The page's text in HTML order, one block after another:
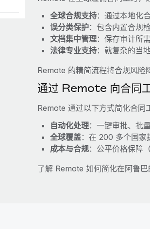
全球合规支持：通过本地化
误分类保护：包含内置合规
文档集中管理：保存审计所
法律专业支持：就复杂的当
Remote 的精简流程将合规风险
通过 Remote 向合同
Remote 通过以下方式简化合同
自动化处理：一键审批、批
全球覆盖：在 200 多个国家
成本与合规：公平价格保障
了解 Remote 如何简化在阿鲁巴